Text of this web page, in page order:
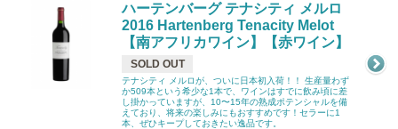
ハーテンバーグ テナシティ メルロ
2016 Hartenberg Tenacity Melot
【南アフリカワイン】【赤ワイン】
SOLD OUT
テナシティ メルロが、ついに日本初入荷！！ 生産量わず
か509本という希少な1本で、ワインはすでに飲み頃に差
し掛かっていますが、10〜15年の熟成ポテンシャルを備
えており、将来の楽しみにもおすすめです！セラーに1
本、ぜひキープしておきたい逸品です。